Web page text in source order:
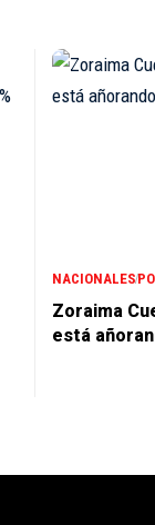
NACIONALES
Zoraima
está